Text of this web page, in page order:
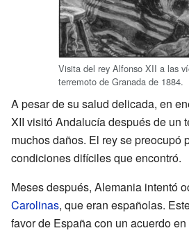
Visita del rey Alfonso XII a las
terremoto de Granada de 1884.
A pesar de su salud delicada, en
XII visitó Andalucía después de un
muchos daños. El rey se preocupó
condiciones difíciles que encontró.
Meses después, Alemania intentó
Carolinas, que eran españolas.
favor de España con un acuerdo en